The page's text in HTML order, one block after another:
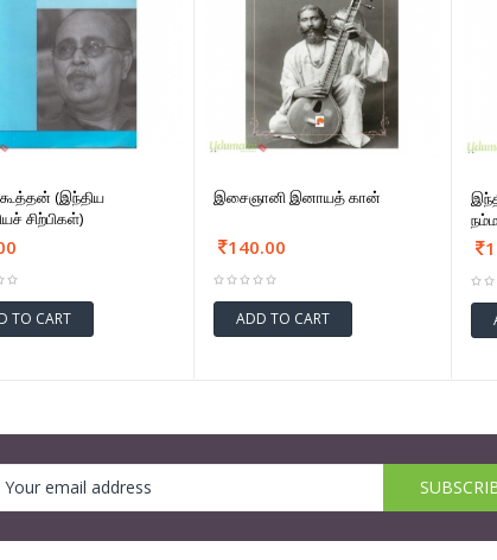
(இந்திய
சிற்பிகள்)
TO CART
இசைஞானி இனாயத் கான்
140.00
ADD TO CART